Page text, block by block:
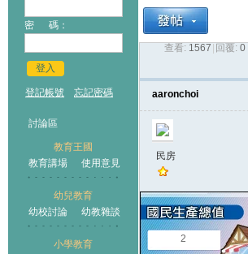
密 碼：
登入
登記帳號 忘記密碼
討論區
教育王國
教育講場
使用意見
幼兒教育
幼校討論
幼教雜談
小學教育
王國
›
查看: 1567 回覆: 0
aaronchoi
民房
2